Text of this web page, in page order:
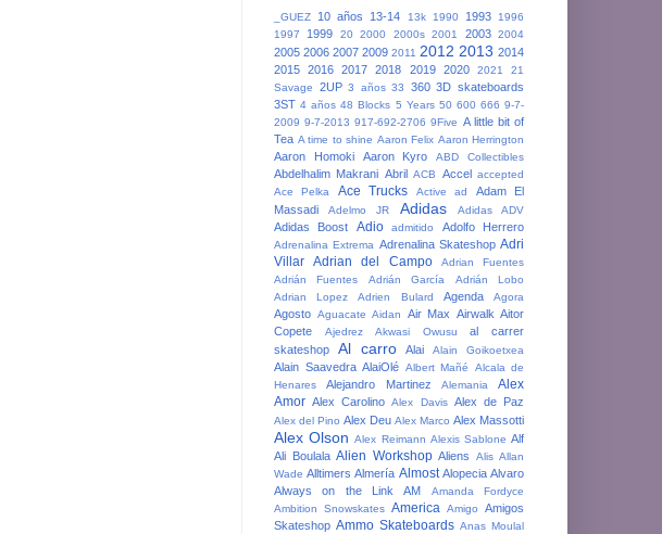
_GUEZ 10 años 13-14 13k 1990 1993
1996
1997
1999 20 2000 2000s 2001 2003 2004
2005 2006 2007 2009 2011 2012 2013 2014
2015 2016 2017 2018 2019 2020 2021
21
Savage
2UP 3 años 33 360 3D skateboards
3ST 4 años 48 Blocks 5 Years 50 600 666 9-7-
2009 9-7-2013 917-692-2706 9Five A little bit of
Tea A time to shine Aaron Felix Aaron Herrington
Aaron Homoki Aaron Kyro ABD Collectibles
Abdelhalim Makrani Abril ACB Accel accepted
Ace Pelka
Ace Trucks Active ad
Adam El
Massadi
Adelmo JR Adidas Adidas ADV
Adidas Boost Adio admitido Adolfo Herrero
Adrenalina Extrema Adrenalina Skateshop Adri
Villar Adrian del Campo
Adrian Fuentes
Adrián Fuentes
Adrián García
Adrián Lobo
Adrian Lopez
Adrien Bulard Agenda Agora
Agosto Aguacate Aidan Air Max Airwalk Aitor
Copete
Ajedrez Akwasi Owusu
al carrer
skateshop
Al carro Alai Alain Goikoetxea
Alain Saavedra AlaiOlé Albert Mañé
Alcala de
Henares
Alejandro Martinez Alemania
Alex
Amor Alex Carolino Alex Davis Alex de Paz
Alex del Pino Alex Deu Alex Marco Alex Massotti
Alex Olson Alex Reimann Alexis Sablone Alf
Ali Boulala Alien Workshop Aliens Alis Allan
Wade Alltimers Almería Almost Alopecia Alvaro
Always on the Link
AM
Amanda Fordyce
Ambition Snowskates America Amigo
Amigos
Skateshop Ammo Skateboards Anas Moulal